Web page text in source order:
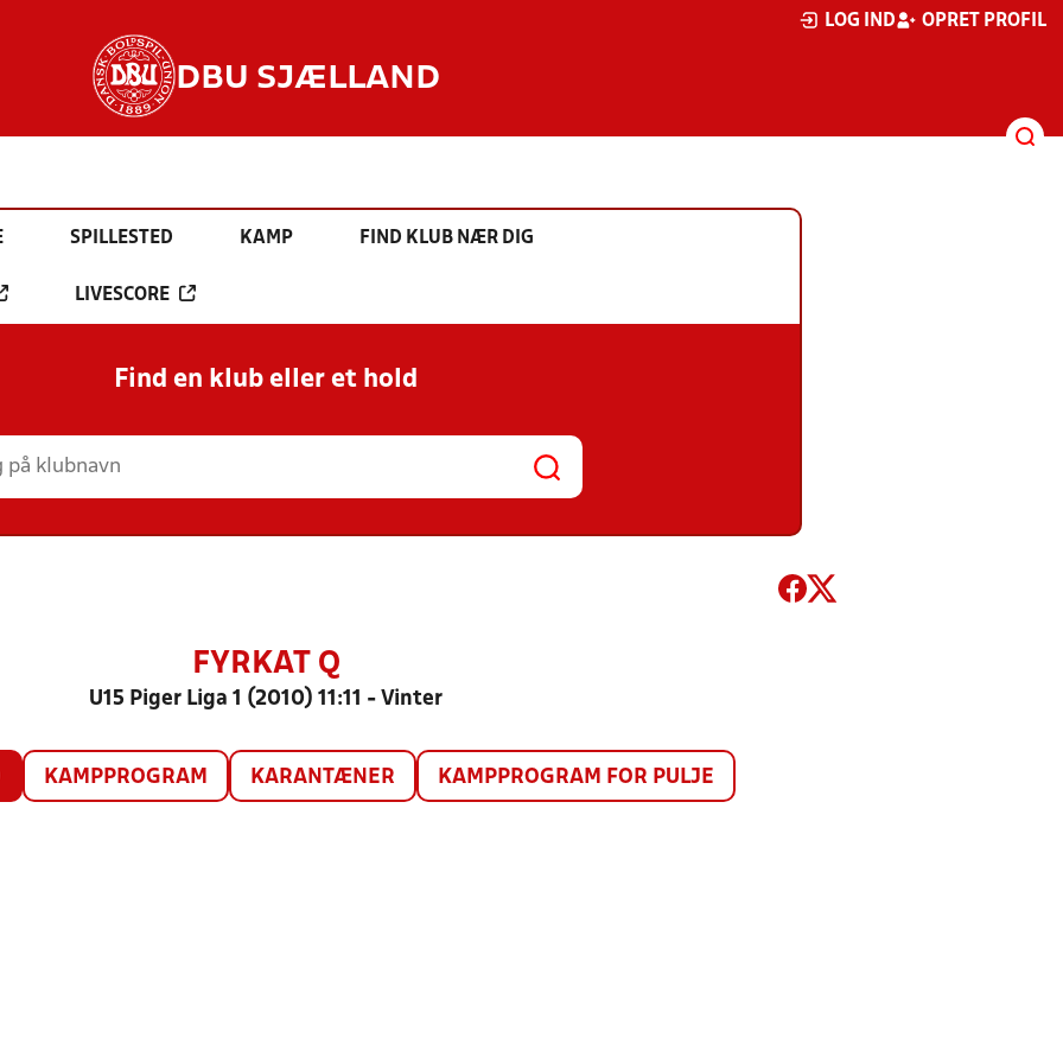
LOG IND OPRET PROFIL
DBU SJÆLLAND
SPILLESTED KAMP FIND KLUB NÆR DIG
LIVESCORE
Find en klub eller et hold
FYRKAT Q
U15 Piger Liga 1 (2010) 11:11 - Vinter
KAMPPROGRAM KARANTÆNER KAMPPROGRAM FOR PULJE